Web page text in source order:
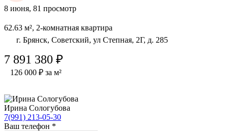
8 июня, 81 просмотр
62.63 м², 2-комнатная квартира
г. Брянск, Советский, ул Степная, 2Г, д. 285
7 891 380 ₽
126 000 ₽ за м²
Ирина Сологубова
7(991) 213-05-30
Ваш телефон *